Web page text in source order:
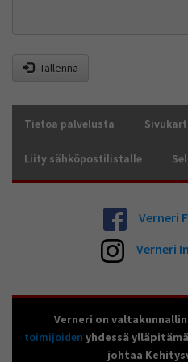
Tallenna
Tietoa palvelusta
Liity sähköpostilistalle
Verneri
Verneri
Verneri on
toimijoiden yhdessä
johtaa